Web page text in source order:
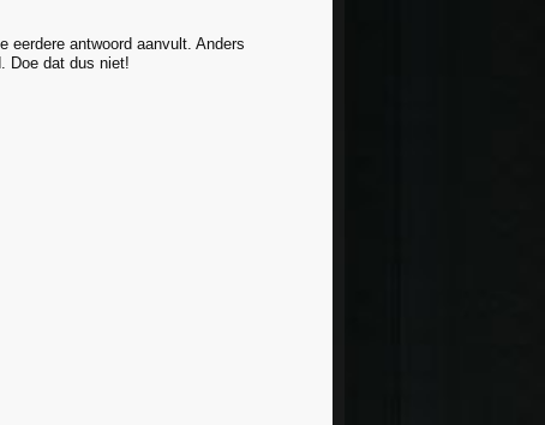
eerdere antwoord aanvult. Anders
Doe dat dus niet!